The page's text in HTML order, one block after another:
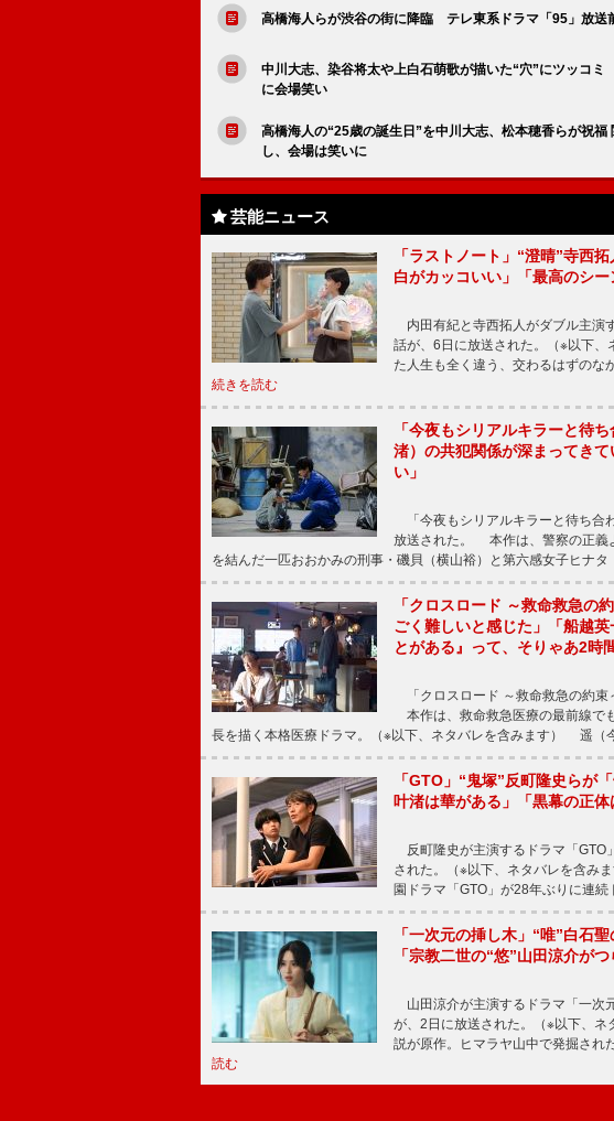
高橋海人らが渋谷の街に降臨 テレ東系ドラマ「95」放送
中川大志、染谷将太や上白石萌歌が描いた“穴”にツッコ
に会場笑い
高橋海人の“25歳の誕生日”を中川大志、松本穂香らが祝
し、会場は笑いに
芸能ニュース
「ラストノート」“澄晴”寺西
白がカッコいい」「最高のシー
内田有紀と寺西拓人がダブル主演
話が、6日に放送された。（※以下
た人生も全く違う、交わるはずの
続きを読む
「今夜もシリアルキラーと待
渚）の共犯関係が深まってき
い」
「今夜もシリアルキラーと待ち合
放送された。 本作は、警察の正義
を結んだ一匹おおかみの刑事・磯貝（横山裕）と第六感女子ヒナ
「クロスロード ～救命救急の
ごく難しいと感じた」「船越
とがある』って、そりゃあ2時
「クロスロード ～救命救急の約束
本作は、救命救急医療の最前線で
長を描く本格医療ドラマ。（※以下、ネタバレを含みます） 遥（
「GTO」“鬼塚”反町隆史らが
叶渚は華がある」「黒幕の正体
反町隆史が主演するドラマ「GTO
された。（※以下、ネタバレを含み
園ドラマ「GTO」が28年ぶりに連
「一次元の挿し木」“唯”白石
「宗教二世の“悠”山田涼介がつ
山田涼介が主演するドラマ「一次
が、2日に放送された。（※以下、
説が原作。ヒマラヤ山中で発掘さ
読む